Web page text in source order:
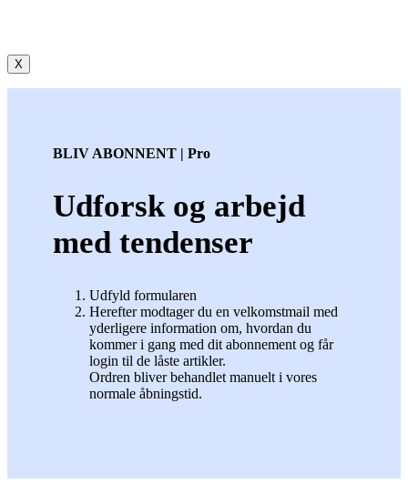
X
BLIV ABONNENT | Pro
Udforsk og arbejd
med tendenser
Udfyld formularen
Herefter modtager du en velkomstmail med
yderligere information om, hvordan du
kommer i gang med dit abonnement og får
login til de låste artikler.
Ordren bliver behandlet manuelt i vores
normale åbningstid.